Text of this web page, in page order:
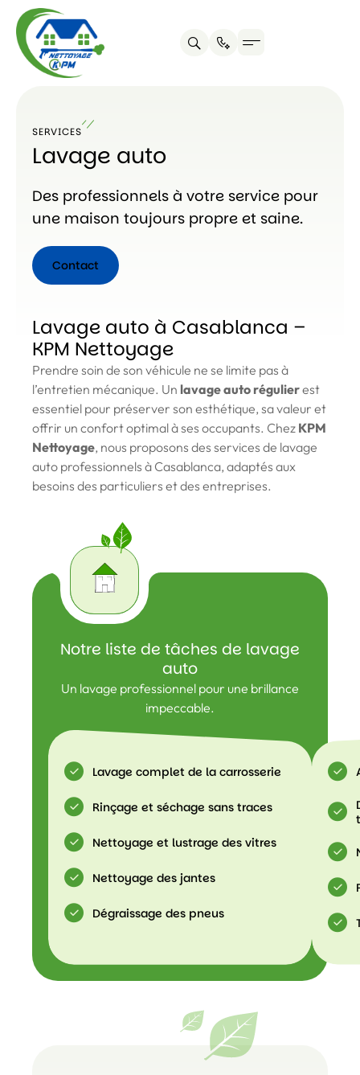
SERVICES
Lavage auto
Des professionnels à votre service pour
une maison toujours propre et saine.
Contact
Contact
Lavage auto à Casablanca –
KPM Nettoyage
Prendre soin de son véhicule ne se limite pas à
l’entretien mécanique. Un lavage auto régulierest
essentiel pour préserver son esthétique, sa valeur et
offrir un confort optimal à ses occupants. Chez KPM
Nettoyage, nous proposons des services de lavage
auto professionnels à Casablanca, adaptés aux
besoins des particuliers et des entreprises.
Notre liste de tâches de lavage
auto
Un lavage professionnel pour une brillance
impeccable.
Lavage complet de la carrosserie
Rinçage et séchage sans traces
Nettoyage et lustrage des vitres
Nettoyage des jantes
Dégraissage des pneus